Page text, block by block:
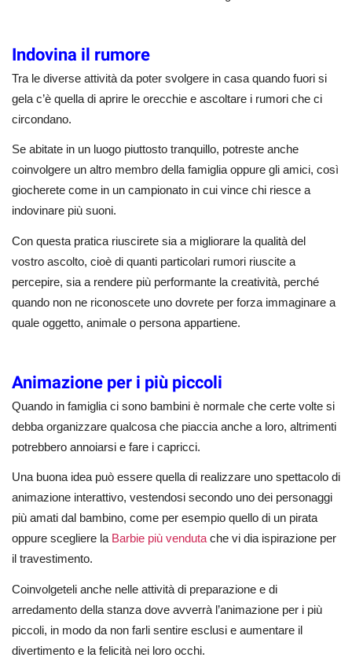
Indovina il rumore
Tra le diverse attività da poter svolgere in casa quando fuori si
gela c’è quella di aprire le orecchie e ascoltare i rumori che ci
circondano.
Se abitate in un luogo piuttosto tranquillo, potreste anche
coinvolgere un altro membro della famiglia oppure gli amici, così
giocherete come in un campionato in cui vince chi riesce a
indovinare più suoni.
Con questa pratica riuscirete sia a migliorare la qualità del
vostro ascolto, cioè di quanti particolari rumori riuscite a
percepire, sia a rendere più performante la creatività, perché
quando non ne riconoscete uno dovrete per forza immaginare a
quale oggetto, animale o persona appartiene.
Animazione per i più piccoli
Quando in famiglia ci sono bambini è normale che certe volte si
debba organizzare qualcosa che piaccia anche a loro, altrimenti
potrebbero annoiarsi e fare i capricci.
Una buona idea può essere quella di realizzare uno spettacolo di
animazione interattivo, vestendosi secondo uno dei personaggi
più amati dal bambino, come per esempio quello di un pirata
oppure scegliere la Barbie più venduta che vi dia ispirazione per
il travestimento.
Coinvolgeteli anche nelle attività di preparazione e di
arredamento della stanza dove avverrà l’animazione per i più
piccoli, in modo da non farli sentire esclusi e aumentare il
divertimento e la felicità nei loro occhi.